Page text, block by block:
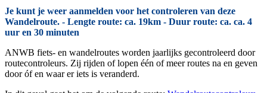
Je kunt je weer aanmelden voor het controleren van deze
Wandelroute. - Lengte route: ca. 19km - Duur route: ca. ca. 4
uur en 30 minuten
ANWB fiets- en wandelroutes worden jaarlijks gecontroleerd door
routecontroleurs. Zij rijden of lopen één of meer routes na en geven
door óf en waar er iets is veranderd.